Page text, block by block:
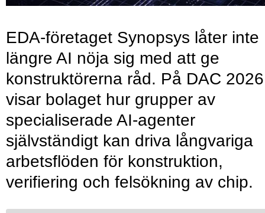
EDA-företaget Synopsys låter inte
längre AI nöja sig med att ge
konstruktörerna råd. På DAC 2026
visar bolaget hur grupper av
specialiserade AI-agenter
självständigt kan driva långvariga
arbetsflöden för konstruktion,
verifiering och felsökning av chip.